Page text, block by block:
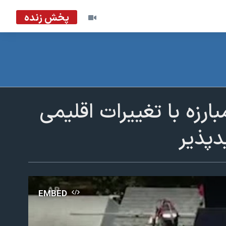
پخش زنده
با تغییرات اقلیمی
EMBED